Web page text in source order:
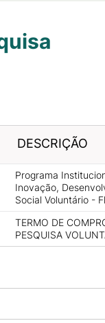
DESCRIÇÃO
Programa
Inovação,
Social Voluntário -
TERMO DE
PESQUISA